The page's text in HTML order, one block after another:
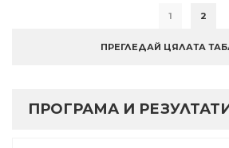
1 2
ПРЕГЛЕДАЙ ЦЯЛАТА
ПРОГРАМА И